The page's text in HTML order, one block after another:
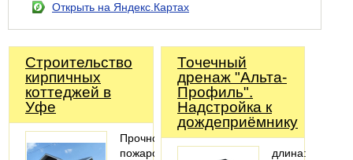
Открыть на Яндекс.Картах
Строительство
кирпичных
коттеджей в
Уфе
Прочность,
пожаробезопасность,
Точечный
дренаж "Альта-
Профиль".
Надстройка к
дождеприёмнику
длина: